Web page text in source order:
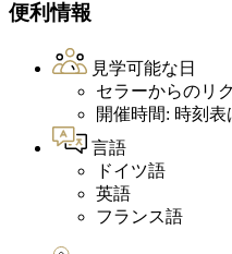
便利情報
見学可能な日
セラーからのリ
開催時間: 時刻表
言語
ドイツ語
英語
フランス語